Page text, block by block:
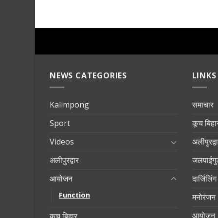
NEWS CATEGORIES
Kalimpong
Sport
Videos
अलीपुरद्वार
आयोजन
Function
LINKS
समाचार
कूच
दार्जिलिंग
मनोरंजन
आयोजन